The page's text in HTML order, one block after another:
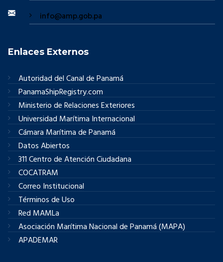
info@amp.gob.pa
Enlaces Externos
Autoridad del Canal de Panamá
PanamaShipRegistry.com
Ministerio de Relaciones Exteriores
Universidad Marítima Internacional
Cámara Marítima de Panamá
Datos Abiertos
311 Centro de Atención Ciudadana
COCATRAM
Correo Institucional
Términos de Uso
Red MAMLa
Asociación Marítima Nacional de Panamá (MAPA)
APADEMAR